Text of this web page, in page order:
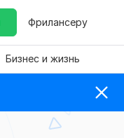
Фрилансеру
Бизнес и жизнь